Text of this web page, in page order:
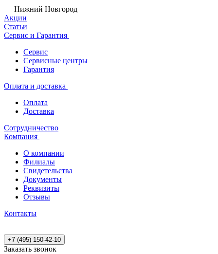
Нижний Новгород
Акции
Статьи
Сервис и Гарантия
Сервис
Сервисные центры
Гарантия
Оплата и доставка
Оплата
Доставка
Сотрудничество
Компания
О компании
Филиалы
Свидетельства
Документы
Реквизиты
Отзывы
Контакты
+7 (495) 150-42-10
Заказать звонок